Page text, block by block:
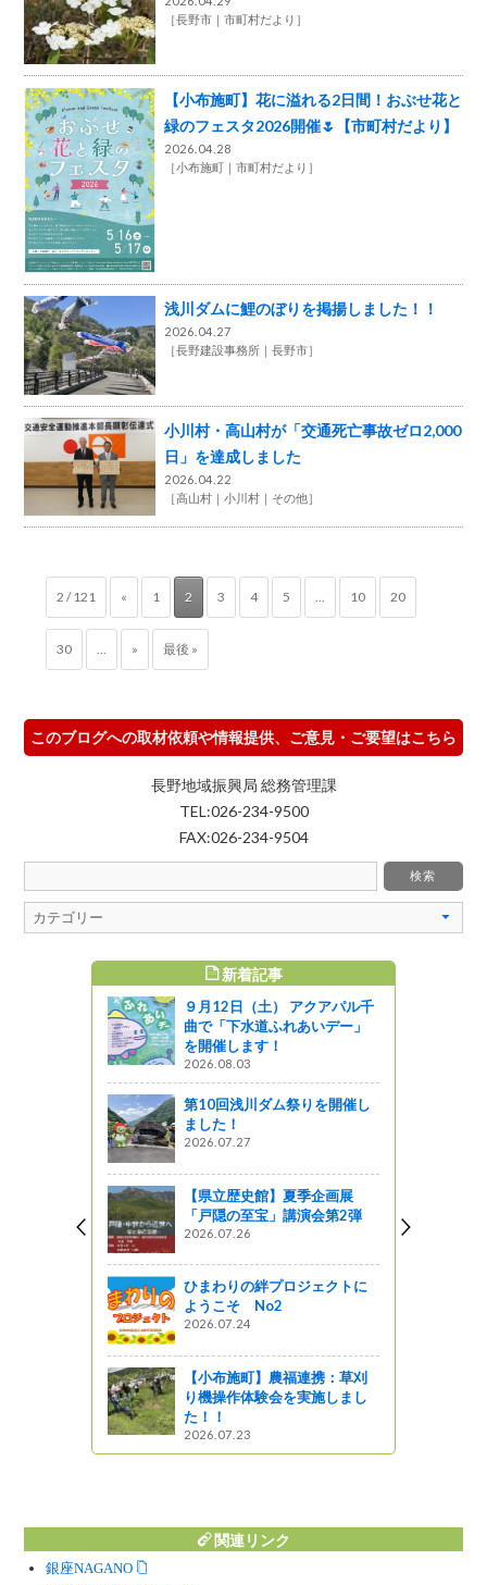
［長野市 市町村だより ］
【小布施町】花に溢れる2日間！おぶせ花と
緑のフェスタ2026開催🌷【市町村だより】
2026.04.28
［小布施町 市町村だより ］
浅川ダムに鯉のぼりを掲揚しました！！
2026.04.27
［長野建設事務所 長野市］
小川村・高山村が「交通死亡事故ゼロ2,000
日」を達成しました
2026.04.22
［高山村 小川村 その他］
2 / 121 « 1 2 3 4 5 10 20
30 » 最後 »
このブログへの取材依頼や情報提供、ご意見・ご要望はこちら
長野地域振興局 総務管理課
TEL:026-234-9500
FAX:026-234-9504
新着記事
９月12日（土） アクアパル千
曲で「下水道ふれあいデー」
を開催します！
2026.08.03
第10回浅川ダム祭りを開催し
ました！
2026.07.27
【県立歴史館】夏季企画展
「戸隠の至宝」講演会第2弾
2026.07.26
ひまわりの絆プロジェクトに
ようこそ No2
2026.07.24
【小布施町】農福連携：草刈
り機操作体験会を実施しまし
た！！
2026.07.23
関連リンク
銀座NAGANO